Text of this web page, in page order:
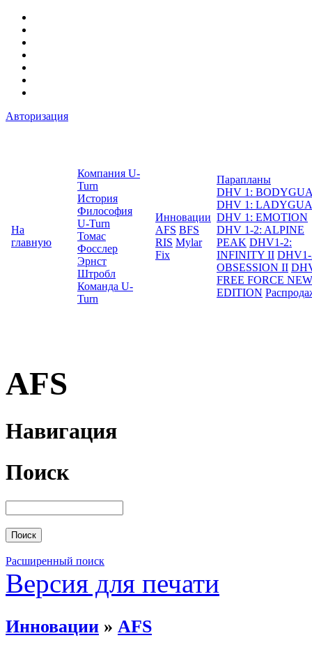
Авторизация
На
главную
Компания U-
Turn
История
Философия
U-Turn
Томас
Фосслер
Эрнст
Штробл
Команда U-
Turn
Инновации
AFS BFS
RIS Mylar
Fix
Парапланы
DHV 1:
DHV 1:
DHV 1: EMOTION
DHV 1-2: ALPINE
PEAK DHV1-2:
INFINITY II
OBSESSION II
FREE FORCE NEW
EDITION
AFS
Навигация
Поиск
Расширенный поиск
Версия для печати
Инновации » AFS